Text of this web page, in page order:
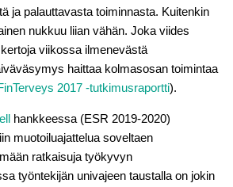
ja palauttavasta toiminnasta. Kuitenkin
nukkuu liian vähän. Joka viides
viikossa ilmenevästä
haittaa kolmasosan toimintaa
2017 -tutkimusraportti).
hankkeessa (ESR 2019-2020)
muotoiluajattelua soveltaen
ratkaisuja työkyvyn
työntekijän univajeen taustalla on jokin